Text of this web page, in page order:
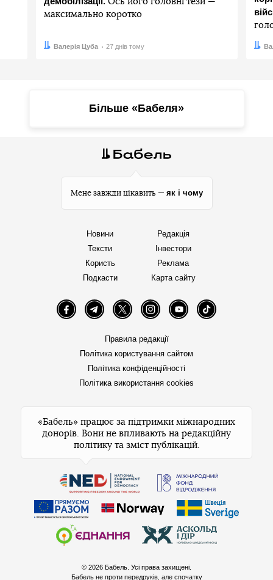
максимально коротко
Автор:
Валерія Цуба
Дата: 27 днів тому Дата:
Більше «Бабеля»
Мене завжди цікавить — як і чому
Новини
Тексти
Користь
Подкасти
Редакція
Інвестори
Реклама
Карта сайту
FacebookTelegramTwitter InstagramYouTube TikTok
Правила редакції
Політика користування сайтом
Політика конфіденційності
Політика використання cookies
«Бабель» працює за підтримки міжнародних
донорів. Вони не впливають на редакційну
політику та зміст публікацій.
© 2026 Бабель. Усі права захищені.
Бабель не проти передруків, але спочатку